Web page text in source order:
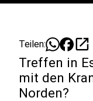
Teilen: open_in_new
Treffen in
mit den
Norden?